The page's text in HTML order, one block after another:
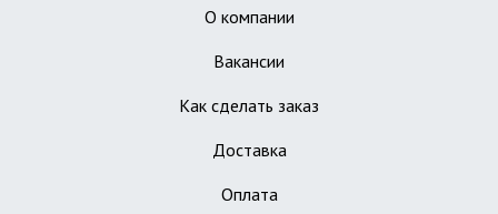
О компании
Вакансии
Как сделать заказ
Доставка
Оплата